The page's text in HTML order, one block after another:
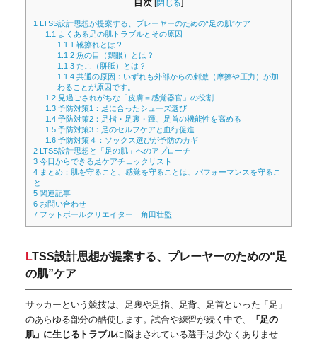
目次 [閉じる]
1 LTSS設計思想が提案する、プレーヤーのための“足の肌”ケア
1.1 よくある足の肌トラブルとその原因
1.1.1 靴擦れとは？
1.1.2 魚の目（鶏眼）とは？
1.1.3 たこ（胼胝）とは？
1.1.4 共通の原因：いずれも外部からの刺激（摩擦や圧力）が加
わることが原因です。
1.2 見過ごされがちな「皮膚＝感覚器官」の役割
1.3 予防対策1：足に合ったシューズ選び
1.4 予防対策2：足指・足裏・踵、足首の機能性を高める
1.5 予防対策3：足のセルフケアと血行促進
1.6 予防対策４：ソックス選びが予防のカギ
2 LTSS設計思想と「足の肌」へのアプローチ
3 今日からできる足ケアチェックリスト
4 まとめ：肌を守ること、感覚を守ることは、パフォーマンスを守るこ
と
5 関連記事
6 お問い合わせ
7 フットボールクリエイター 角田壮監
LTSS設計思想が提案する、プレーヤーのための“足
の肌”ケア
サッカーという競技は、足裏や足指、足背、足首といった「足」
のあらゆる部分の酷使します。試合や練習が続く中で、
「足の
肌」に生じるトラブルに悩まされている選手は少なくありませ